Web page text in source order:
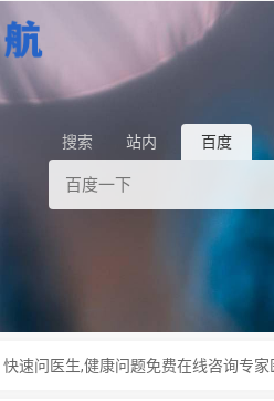
搜索 站内 百度
快速问医生,健康问题免费在线咨询专家